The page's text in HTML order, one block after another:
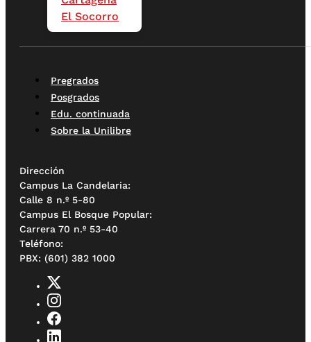
El Socorro
Pregrados
Posgrados
Edu. continuada
Sobre la Unilibre
Dirección
Campus La Candelaria:
Calle 8 n.º 5-80
Campus El Bosque Popular:
Carrera 70 n.º 53-40
Teléfono:
PBX: (601) 382 1000